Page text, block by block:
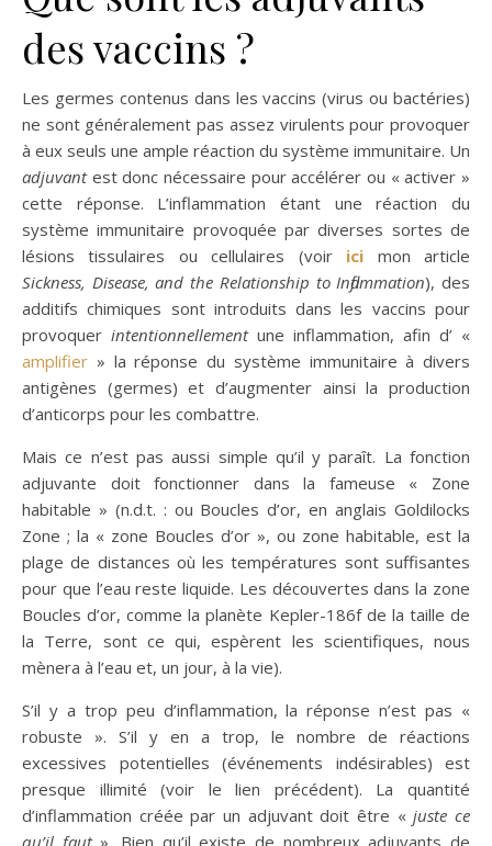
des vaccins ?
Les germes contenus dans les vaccins (virus ou bactéries)
ne sont généralement pas assez virulents pour provoquer
à eux seuls une ample réaction du système immunitaire. Un
adjuvant est donc nécessaire pour accélérer ou « activer »
cette réponse. L’inflammation étant une réaction du
système immunitaire provoquée par diverses sortes de
lésions tissulaires ou cellulaires (voir ici mon article
Sickness, Disease, a nd the Relationship to Inflammation), des
additifs chimiques sont introduits dans les vaccins pour
provoquer intentionnellement une inflammation, afin d’ «
amplifier » la réponse du système immunitaire à divers
antigènes (germes) et d’augmenter ainsi la production
d’anticorps pour les combattre.
Mais ce n’est pas aussi simple qu’il y paraît. La fonction
adjuvante doit fonctionner dans la fameuse « Zone
habitable » (n.d.t. : ou Boucles d’or, en anglais Goldilocks
Zone ; la « zone Boucles d’or », ou zone habitable, est la
plage de distances où les températures sont suffisantes
pour que l’eau reste liquide. Les découvertes dans la zone
Boucles d’or, comme la planète Kepler-186f de la taille de
la Terre, sont ce qui, espèrent les scientifiques, nous
mènera à l’eau et, un jour, à la vie).
S’il y a trop peu d’inflammation, la réponse n’est pas «
robuste ». S’il y en a trop, le nombre de réactions
excessives potentielles (événements indésirables) est
presque illimité (voir le lien précédent). La quantité
d’inflammation créée par un adjuvant doit être «juste ce